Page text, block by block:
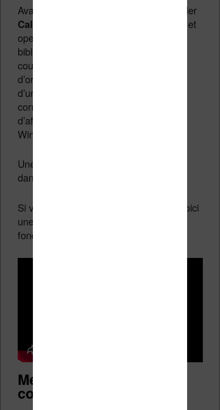
Avant toute chose, il vous faudra installer
Calibre
, un logiciel entièrement gratuit et
open source dédié à la gestion de
bibliothèques numériques. C’est le
couteau suisse de l’ebook : il permet
d’organiser ses livres, de les convertir
d’un format à l’autre, et surtout de
corriger une multitude de défauts
d’affichage. Calibre est disponible sur
Windows, macOS et Linux.
Une fois installé, importez votre ebook
dans la bibliothèque Calibre.
Si vous voulez débuter avec Calibre, voici
une vidéo qui vous présente comment
fonctionne le logiciel :
Méthode 1 : La double
conversion